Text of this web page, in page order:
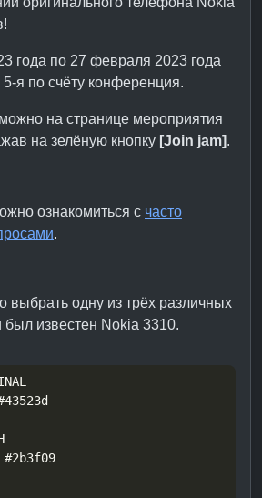
года по 27 февраля 2023 года
5-я по счёту конференция.
на странице мероприятия
на зелёную кнопку [Join jam].
ознакомиться с часто
.
выбрать одну из трёх различных
был известен Nokia 3310.